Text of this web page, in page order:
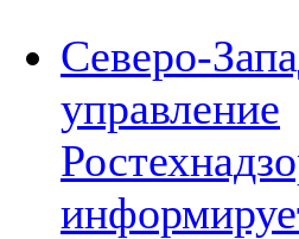
Северо-
управление